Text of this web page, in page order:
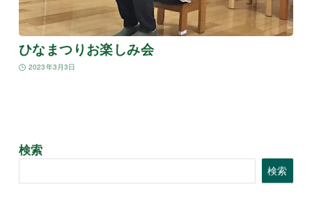
ひなまつりお楽しみ会
2023年3月3日
検索
検索